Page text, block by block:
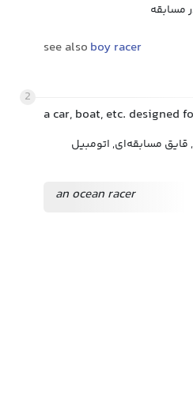
مسابقه
see also boy racer
2
a car, boat, etc. designed
مسابقه‌ای, اتومبیل
an ocean racer